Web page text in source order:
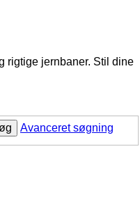
rigtige jernbaner. Stil dine
Avanceret søgning